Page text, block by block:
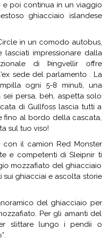
e poi continua in un viaggio
ghiacciaio islandese
in un comodo autobus,
lasciati impressionare dalla
di Þingvellir offre
sede del parlamento . La
ogni 5-8 minuti, una
persa, beh, aspetta solo
di Gullfoss lascia tutti a
fino al bordo della cascata,
sul tuo viso!
il camion Red Monster
e competenti di Sleipnir ti
mozzafiato del ghiacciaio
sui ghiacciai e ascolta storie
del ghiacciaio per
Per gli amanti del
slittare lungo i pendii o